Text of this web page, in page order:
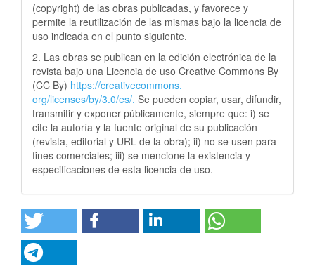
(copyright) de las obras publicadas, y favorece y
permite la reutilización de las mismas bajo la licencia de
uso indicada en el punto siguiente.
2. Las obras se publican en la edición electrónica de la
revista bajo una Licencia de uso Creative Commons By
(CC By) https://creativecommons.
org/licenses/by/3.0/es/. Se pueden copiar, usar, difundir,
transmitir y exponer públicamente, siempre que: i) se
cite la autoría y la fuente original de su publicación
(revista, editorial y URL de la obra); ii) no se usen para
fines comerciales; iii) se mencione la existencia y
especificaciones de esta licencia de uso.